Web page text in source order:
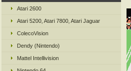
Atari 2600
Atari 5200, Atari 7800, Atari Jaguar
ColecoVision
Dendy (Nintendo)
Mattel Intellivision